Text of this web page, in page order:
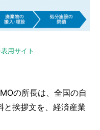
用サイト
の所長は、全国の自
と挨拶文を、経済産業